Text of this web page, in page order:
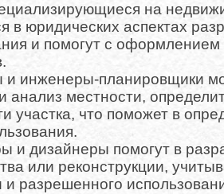
на
в юридических аспектах
и помогут с
и инженеры-планировщики
анализ местности,
участка, что поможет в
и дизайнеры помогут в
или реконструкции,
и разрешенного